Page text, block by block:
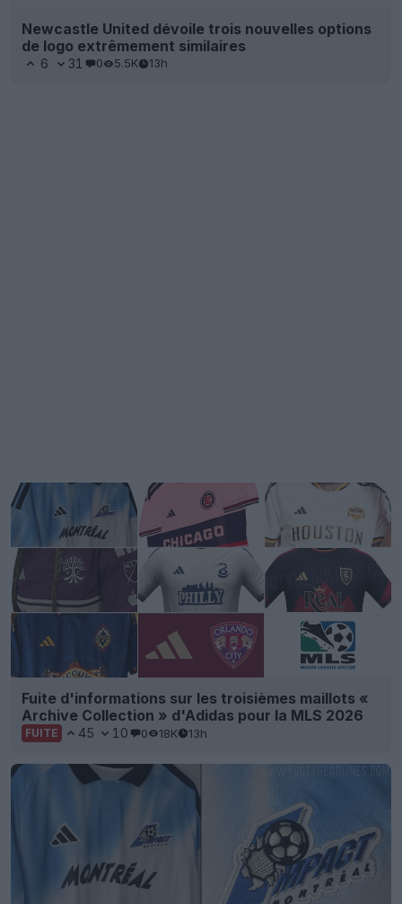
Newcastle United dévoile trois nouvelles options
de logo extrêmement similaires
6 31 0 5.5K 13h
Fuite d'informations sur les troisièmes maillots «
Archive Collection » d'Adidas pour la MLS 2026
FUITE 45 10 0 18K 13h